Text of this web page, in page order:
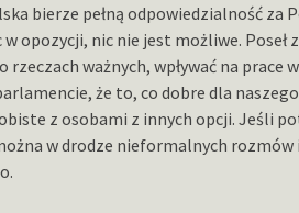
bierze pełną odpowiedzialność za
opozycji, nic nie jest możliwe. Poseł
rzeczach ważnych, wpływać na prace
że to, co dobre dla
z osobami z innych opcji. Jeśli
w drodze nieformalnych rozmów